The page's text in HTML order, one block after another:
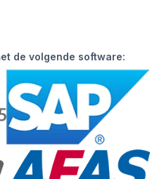
de volgende software: